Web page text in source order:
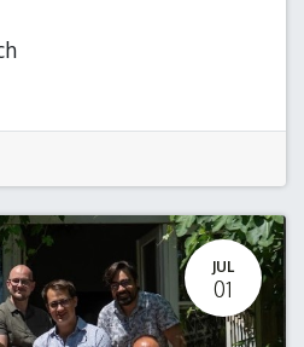
JUL
01